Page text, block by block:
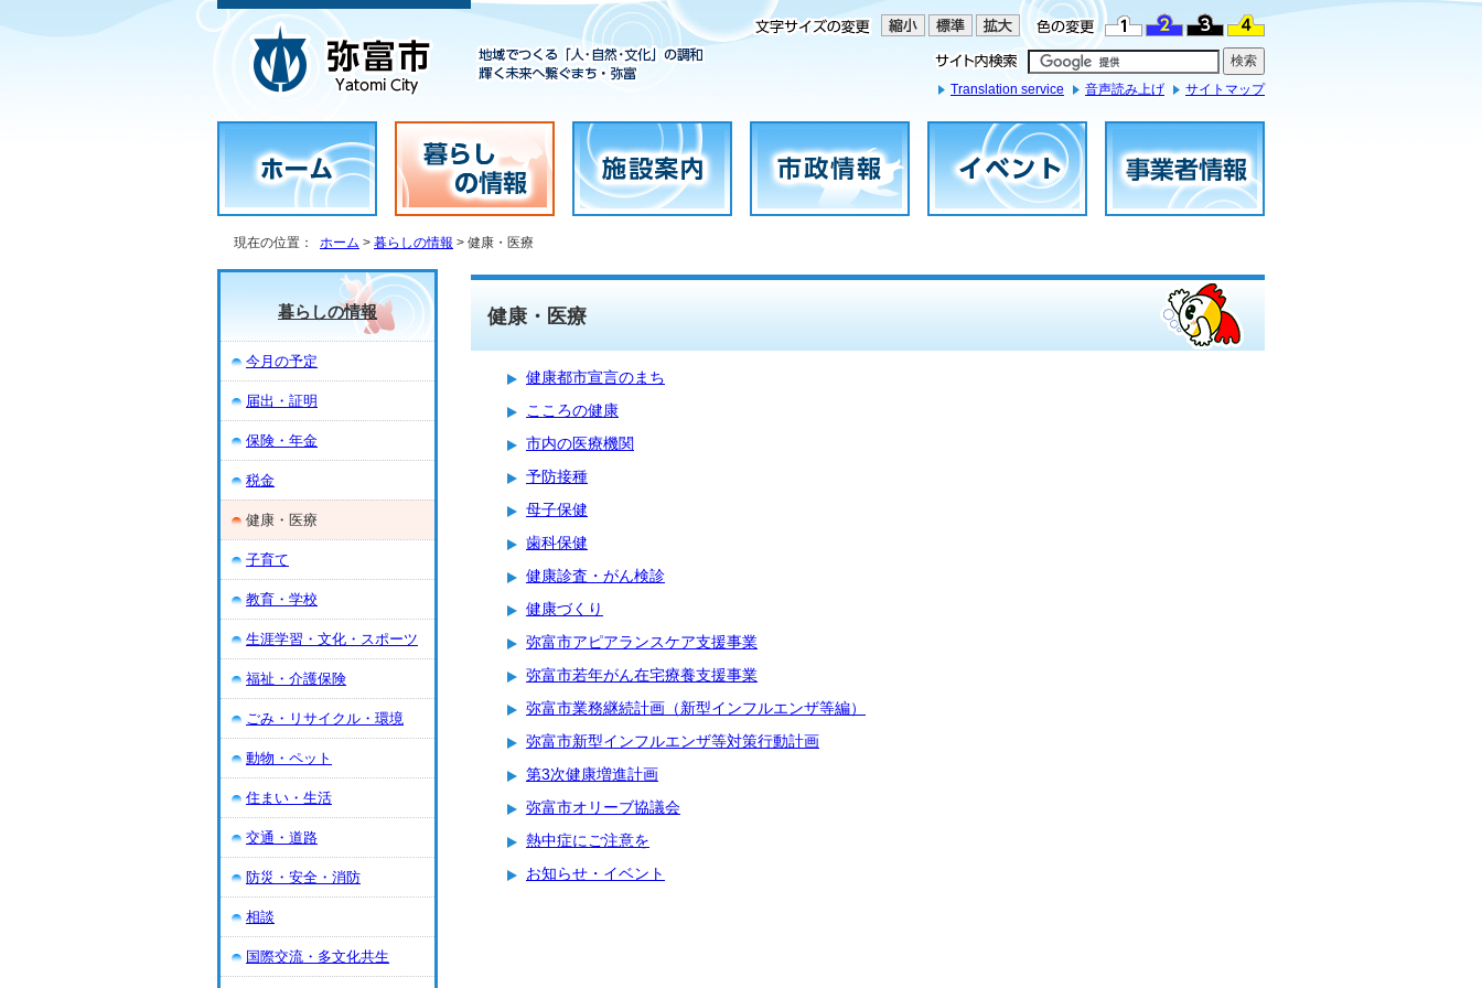
Translation service 音声読み上げ サイトマップ
現在の位置： ホーム > 暮らしの情報 > 健康・医療
健康・医療
健康都市宣言のまち
こころの健康
市内の医療機関
予防接種
母子保健
歯科保健
健康診査・がん検診
健康づくり
弥富市アピアランスケア支援事業
弥富市若年がん在宅療養支援事業
弥富市業務継続計画（新型インフルエンザ等編）
弥富市新型インフルエンザ等対策行動計画
第3次健康増進計画
弥富市オリーブ協議会
熱中症にご注意を
お知らせ・イベント
暮らしの情報
今月の予定
届出・証明
保険・年金
税金
健康・医療
子育て
教育・学校
生涯学習・文化・スポーツ
福祉・介護保険
ごみ・リサイクル・環境
動物・ペット
住まい・生活
交通・道路
防災・安全・消防
相談
国際交流・多文化共生